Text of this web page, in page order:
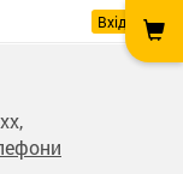
Вхід